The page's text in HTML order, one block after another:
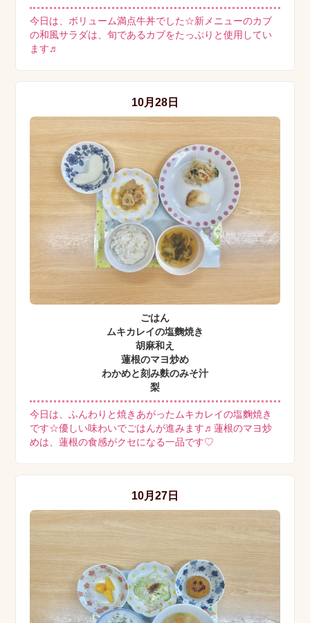
今日は、ボリューム満点牛丼でした☆新メニューのカブ
の和風サラダは、旬であるカブをたっぷりと使用してい
ます♬
10月28日
ごはん
ムキカレイの塩麴焼き
胡麻和え
蓮根のマヨ炒め
わかめと刻み麩のみそ汁
梨
今日は、ふんわりと焼きあがったムキカレイの塩麴焼き
です☆優しい味わいでごはんが進みます♬蓮根のマヨ炒
めは、蓮根の食感がクセになる一品です♡
10月27日